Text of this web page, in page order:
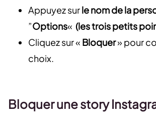
Appuyez surle nom de la
”Options« (les trois petits
Cliquez sur « Bloquer» pour
choix.
Bloquer une story